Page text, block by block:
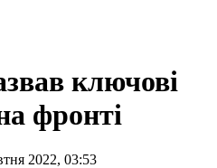
ключові
фронті
2022, 03:53